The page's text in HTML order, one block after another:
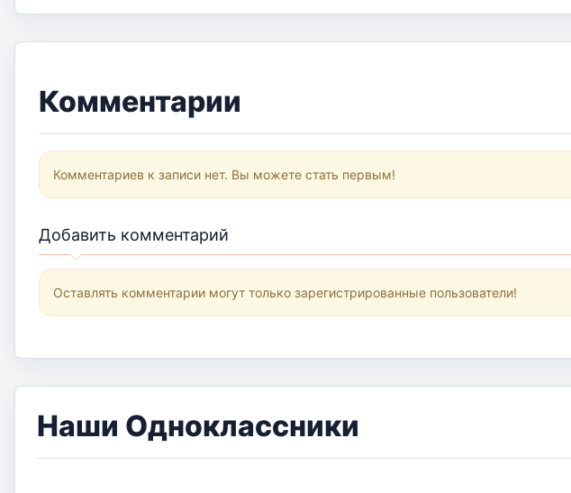
Комментарии
Комментариев к записи нет. Вы можете стать первым!
Добавить комментарий
Оставлять комментарии могут только зарегистрированные пользователи!
Наши Одноклассники